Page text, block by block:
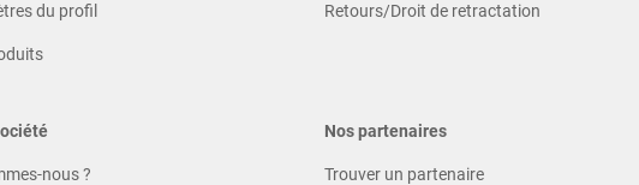
du profil Retours/Droit de retractation
nous ?
Nos partenaires
Trouver un partenaire